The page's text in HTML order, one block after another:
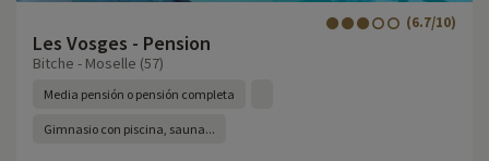
Les Vosges - Pension
(6.7/10)
Bitche - Moselle (57)
Media pensión o pensión completa
Gimnasio con piscina, sauna...